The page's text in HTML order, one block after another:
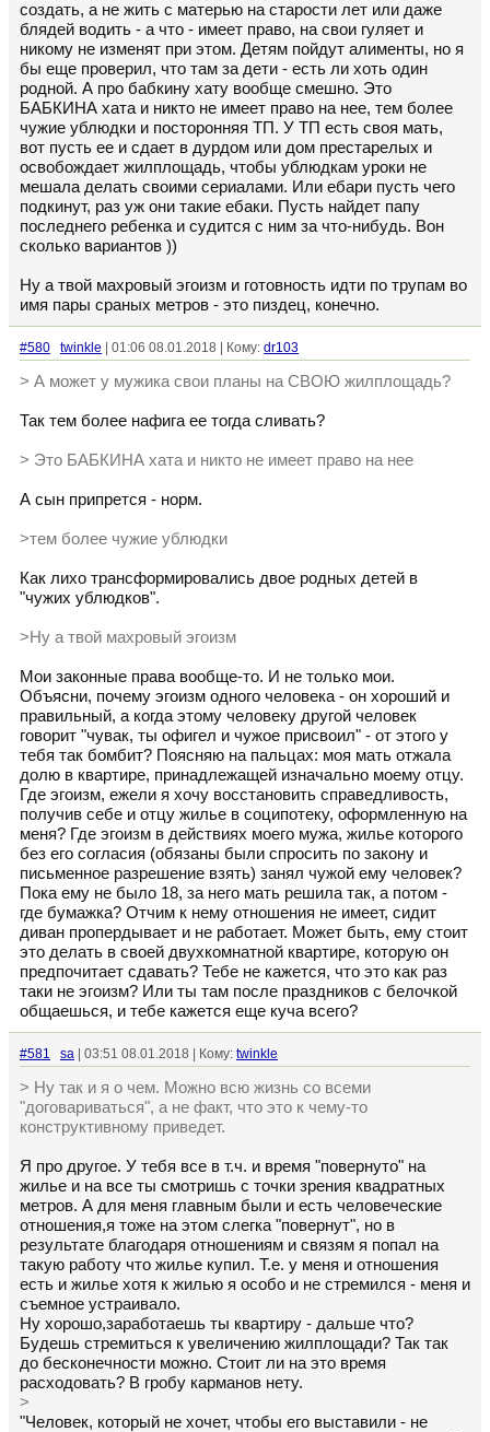
создать, а не жить с матерью на старости лет или даже
блядей водить - а что - имеет право, на свои гуляет и
никому не изменят при этом. Детям пойдут алименты, но я
бы еще проверил, что там за дети - есть ли хоть один
родной. А про бабкину хату вообще смешно. Это
БАБКИНА хата и никто не имеет право на нее, тем более
чужие ублюдки и посторонняя ТП. У ТП есть своя мать,
вот пусть ее и сдает в дурдом или дом престарелых и
освобождает жилплощадь, чтобы ублюдкам уроки не
мешала делать своими сериалами. Или ебари пусть чего
подкинут, раз уж они такие ебаки. Пусть найдет папу
последнего ребенка и судится с ним за что-нибудь. Вон
сколько вариантов ))
Ну а твой махровый эгоизм и готовность идти по трупам во
имя пары сраных метров - это пиздец, конечно.
#580 twinkle | 01:06 08.01.2018 | Кому: dr103
> А может у мужика свои планы на СВОЮ жилплощадь?
Так тем более нафига ее тогда сливать?
> Это БАБКИНА хата и никто не имеет право на нее
А сын припрется - норм.
>тем более чужие ублюдки
Как лихо трансформировались двое родных детей в
"чужих ублюдков".
>Ну а твой махровый эгоизм
Мои законные права вообще-то. И не только мои.
Объясни, почему эгоизм одного человека - он хороший и
правильный, а когда этому человеку другой человек
говорит "чувак, ты офигел и чужое присвоил" - от этого у
тебя так бомбит? Поясняю на пальцах: моя мать отжала
долю в квартире, принадлежащей изначально моему отцу.
Где эгоизм, ежели я хочу восстановить справедливость,
получив себе и отцу жилье в соципотеку, оформленную на
меня? Где эгоизм в действиях моего мужа, жилье которого
без его согласия (обязаны были спросить по закону и
письменное разрешение взять) занял чужой ему человек?
Пока ему не было 18, за него мать решила так, а потом -
где бумажка? Отчим к нему отношения не имеет, сидит
диван пропердывает и не работает. Может быть, ему стоит
это делать в своей двухкомнатной квартире, которую он
предпочитает сдавать? Тебе не кажется, что это как раз
таки не эгоизм? Или ты там после праздников с белочкой
общаешься, и тебе кажется еще куча всего?
#581 sa | 03:51 08.01.2018 | Кому: twinkle
> Ну так и я о чем. Можно всю жизнь со всеми
"договариваться", а не факт, что это к чему-то
конструктивному приведет.
Я про другое. У тебя все в т.ч. и время "повернуто" на
жилье и на все ты смотришь с точки зрения квадратных
метров. А для меня главным были и есть человеческие
отношения,я тоже на этом слегка "повернут", но в
результате благодаря отношениям и связям я попал на
такую работу что жилье купил. Т.е. у меня и отношения
есть и жилье хотя к жилью я особо и не стремился - меня и
съемное устраивало.
Ну хорошо,заработаешь ты квартиру - дальше что?
Будешь стремиться к увеличению жилплощади? Так так
до бесконечности можно. Стоит ли на это время
расходовать? В гробу карманов нету.
>
"Человек, который не хочет, чтобы его выставили - не